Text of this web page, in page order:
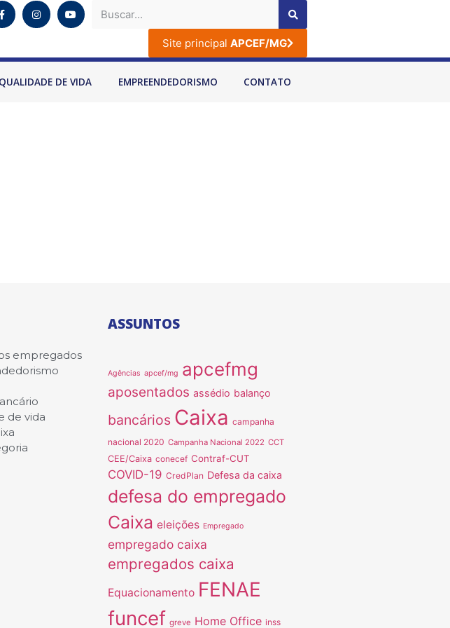
Site principal APCEF/MG
QUALIDADE DE VIDA EMPREENDEDORISMO CONTATO
empregados
de vida
ASSUNTOS
Agências apcef/mg apcefmg
aposentados assédio balanço
bancários Caixa campanha
nacional 2020 Campanha Nacional 2022 CCT
CEE/Caixa conecef Contraf-CUT
COVID-19 CredPlan Defesa da caixa
defesa do empregado
Caixa eleições Empregado
empregado caixa
empregados caixa
Equacionamento FENAE
funcef greve Home Office inss